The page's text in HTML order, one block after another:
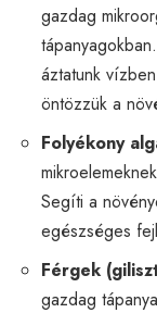
gazdag
áztatunk
öntözzük a
Folyékony
Segíti a
egészséges
Férgek
gazdag